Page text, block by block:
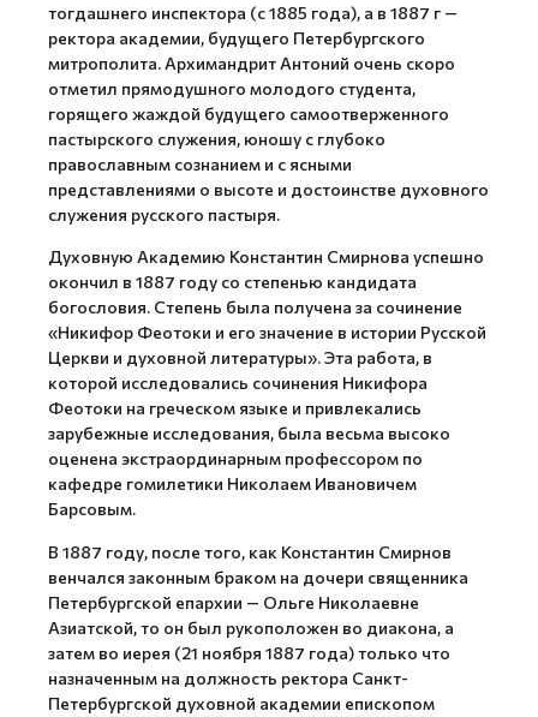
тогдашнего инспектора (с 1885 года), а в 1887 г —
ректора академии, будущего Петербургского
митрополита. Архимандрит Антоний очень скоро
отметил прямодушного молодого студента,
горящего жаждой будущего самоотверженного
пастырского служения, юношу с глубоко
православным сознанием и с ясными
представлениями о высоте и достоинстве духовного
служения русского пастыря.
Духовную Академию Константин Смирнова успешно
окончил в 1887 году со степенью кандидата
богословия. Степень была получена за сочинение
«Никифор Феотоки и его значение в истории Русской
Церкви и духовной литературы». Эта работа, в
которой исследовались сочинения Никифора
Феотоки на греческом языке и привлекались
зарубежные исследования, была весьма высоко
оценена экстраординарным профессором по
кафедре гомилетики Николаем Ивановичем
Барсовым.
В 1887 году, после того, как Константин Смирнов
венчался законным браком на дочери священника
Петербургской епархии — Ольге Николаевне
Азиатской, то он был рукоположен во диакона, а
затем во иерея (21 ноября 1887 года) только что
назначенным на должность ректора Санкт-
Петербургской духовной академии епископом